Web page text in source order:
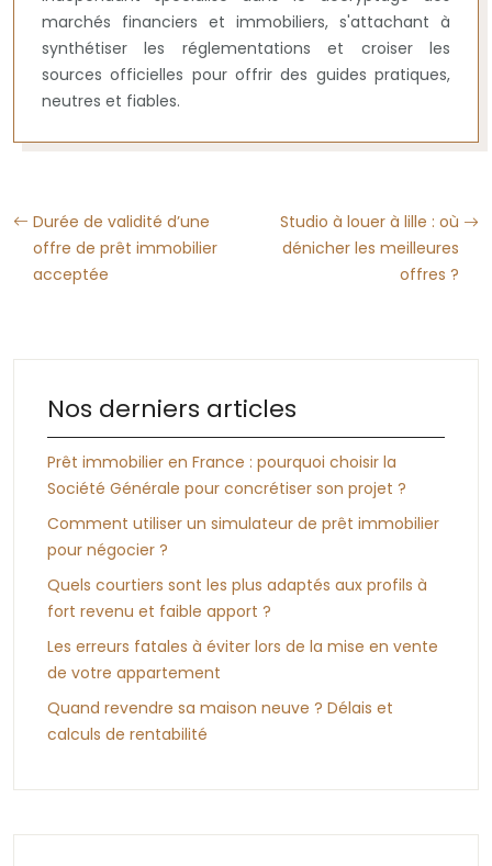
marchés financiers et immobiliers, s'attachant à
synthétiser les réglementations et croiser les
sources officielles pour offrir des guides pratiques,
neutres et fiables.
Durée de validité d’une
offre de prêt immobilier
acceptée
Studio à louer à lille : où
dénicher les meilleures
offres ?
Nos derniers articles
Prêt immobilier en France : pourquoi choisir la
Société Générale pour concrétiser son projet ?
Comment utiliser un simulateur de prêt immobilier
pour négocier ?
Quels courtiers sont les plus adaptés aux profils à
fort revenu et faible apport ?
Les erreurs fatales à éviter lors de la mise en vente
de votre appartement
Quand revendre sa maison neuve ? Délais et
calculs de rentabilité